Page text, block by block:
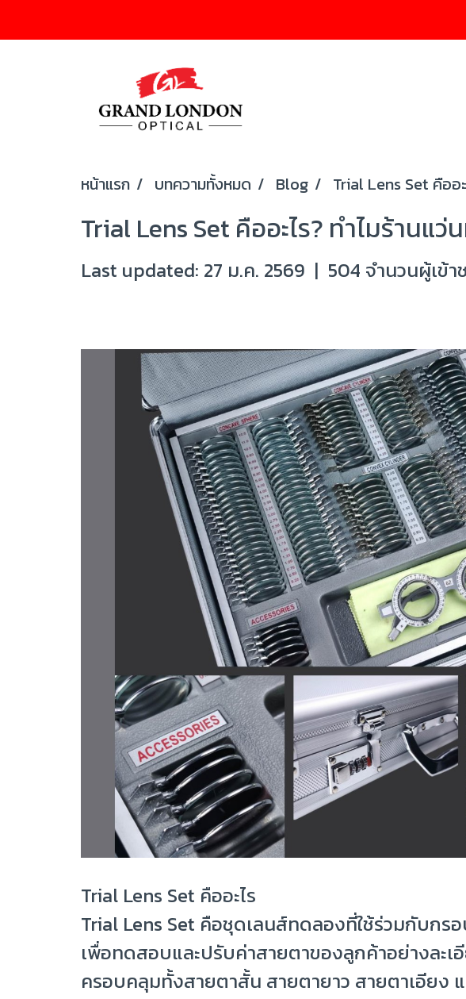
หน้าแรก บทความทั้งหมด Blog Trial Lens Set คืออ
Trial Lens Set คืออะไร? ทำไมร้านแ
Last updated: 27 ม.ค. 2569 | 504 จำนวนผู้เข้า
Trial Lens Set คืออะไร
Trial Lens Set คือชุดเลนส์ทดลองที่ใช้ร่วมกับกร
เพื่อทดสอบและปรับค่าสายตาของลูกค้าอย่างละเ
ครอบคลุมทั้งสายตาสั้น สายตายาว สายตาเอียง แ